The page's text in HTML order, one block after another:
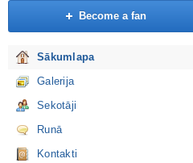
Become a fan
Sākumlapa
Galerija
Sekotāji
Runā
Kontakti